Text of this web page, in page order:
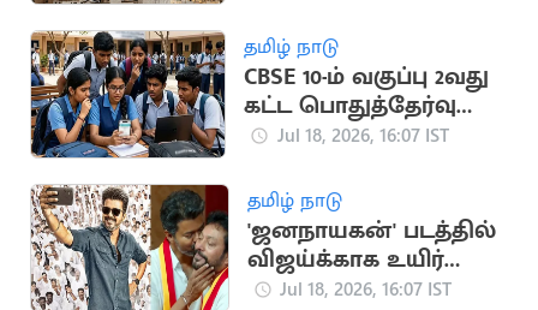
தமிழ் நாடு
CBSE 10-ம் வகுப்பு 2வது
கட்ட பொதுத்தேர்வு
முடிவுகள்
Jul 18, 2026, 16:07 IST
தமிழ் நாடு
'ஜனநாயகன்' படத்தில்
விஜய்க்காக உயிர்
கொடுக்கும் நண்பன்
Jul 18, 2026, 16:07 IST